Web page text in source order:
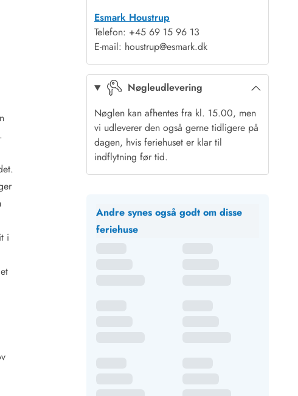
i
Esmark Houstrup
Telefon: +45 69 15 96 13
E-mail: houstrup@esmark.dk
Nøgleudlevering
Nøglen kan afhentes fra kl. 15.00, men
vi udleverer den også gerne tidligere på
dagen, hvis feriehuset er klar til
indflytning før tid.
Andre synes også godt om disse
feriehuse